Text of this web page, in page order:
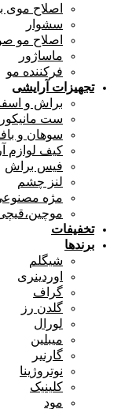
اصلاح موی
سشوار
اصلاح مو
ماساژور
فرکننده مو
تجهیزات آرایشی
براش و
ست مانیکور
سوهان و
کیف لوازم
فیس براش
لنز چشم
مژه
تخفیفات
برندها
شیگلم
اوردینری
گراف
گلدن رز
لورال
میبلین
گارنیر
نوتروژینا
کلینیک
مود